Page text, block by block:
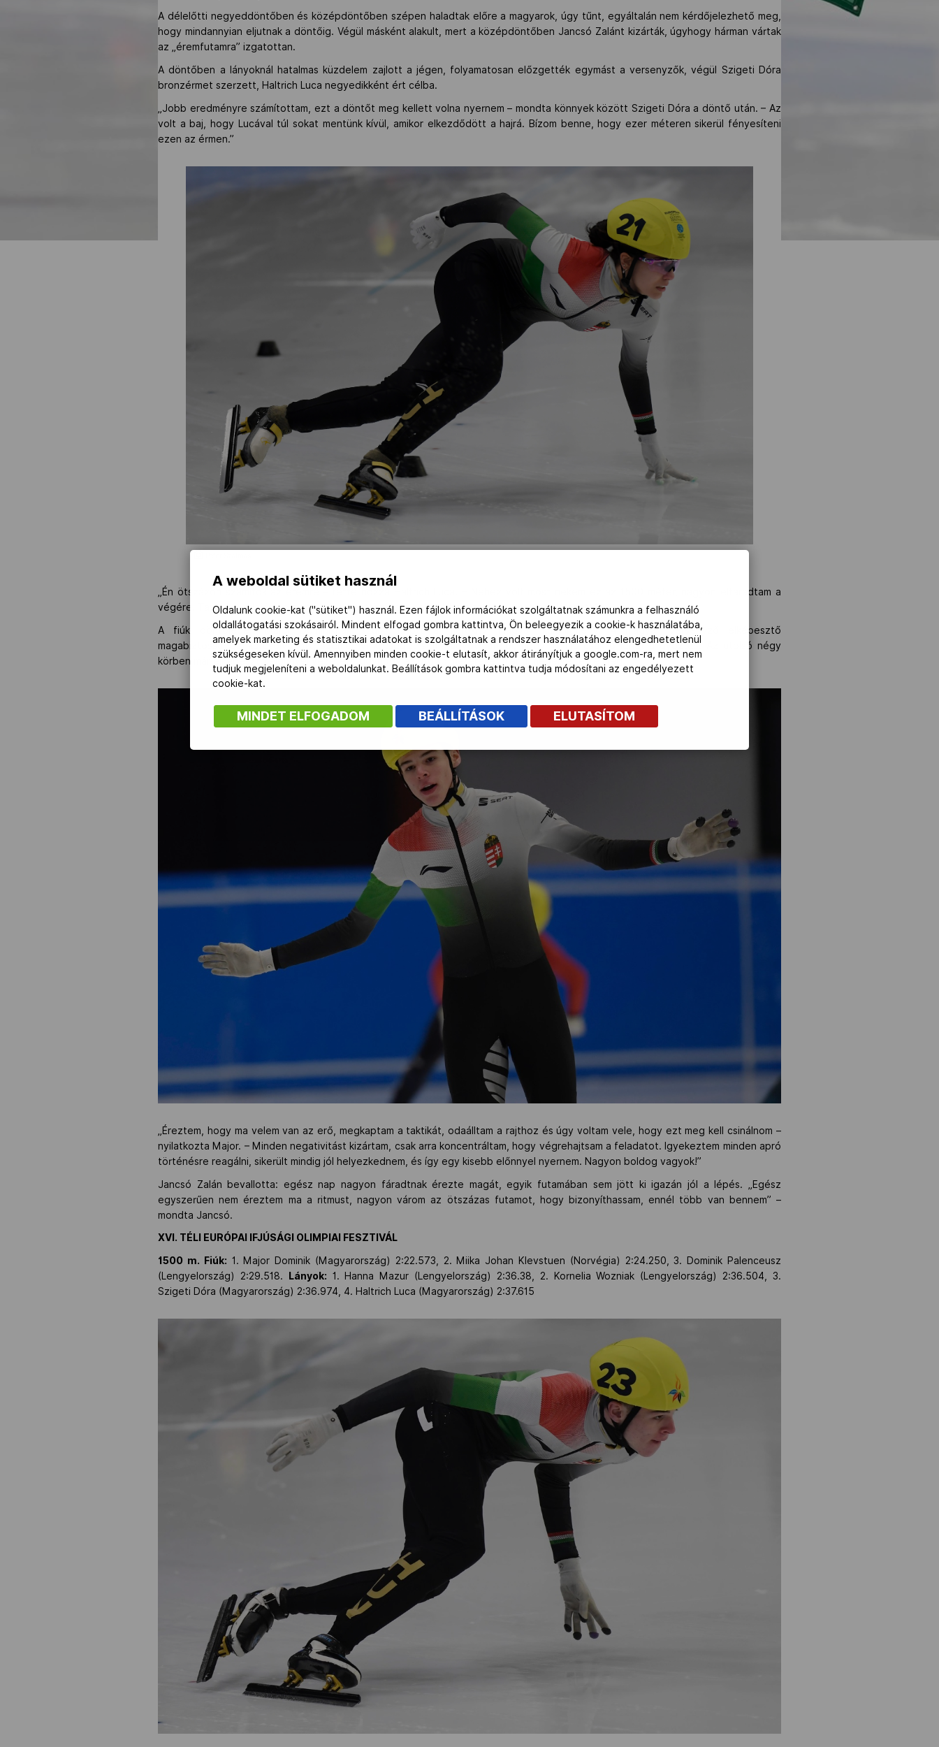
A délelőtti negyeddöntőben és középdöntőben szépen haladtak előre a magyarok, úgy tűnt, egyáltalán nem kérdőjelezhető meg,
hogy mindannyian eljutnak a döntőig. Végül másként alakult, mert a középdöntőben Jancsó Zalánt kizárták, úgyhogy hárman vártak
az „éremfutamra” izgatottan.
A döntőben a lányoknál hatalmas küzdelem zajlott a jégen, folyamatosan előzgették egymást a versenyzők, végül Szigeti Dóra
bronzérmet szerzett, Haltrich Luca negyedikként ért célba.
„Jobb eredményre számítottam, ezt a döntőt meg kellett volna nyernem – mondta könnyek között Szigeti Dóra a döntő után. – Az
volt a baj, hogy Lucával túl sokat mentünk kívül, amikor elkezdődött a hajrá. Bízom benne, hogy ezer méteren sikerül fényesíteni
ezen az érmen.”
„Én ötszázon számítok az éremre – tette hozzá Haltrich Luca. – Nehéz volt most nekem ez az 1500 méter, nagyon elfáradtam a
végére. Tavaly év elején volt egy kulcscsonttörésem, sokat kihagytam, ez most meglátszott.”
A fiúk döntőjében Major Dominiknak szurkolhatott a maroknyi magyar különítmény. A magyar versenyző elképesztő
magabiztossággal korcsolyázott, szemernyi kétséget sem hagyott afelől, hogy itt ma csak ő lehet a győztes. Az utolsó négy
körben már elképesztő előnnyel vezetett, úgyhogy az utolsó métereket már ünnepelve tette meg.
„Éreztem, hogy ma velem van az erő, megkaptam a taktikát, odaálltam a rajthoz és úgy voltam vele, hogy ezt meg kell csinálnom –
nyilatkozta Major. – Minden negativitást kizártam, csak arra koncentráltam, hogy végrehajtsam a feladatot. Igyekeztem minden apró
történésre reagálni, sikerült mindig jól helyezkednem, és így egy kisebb előnnyel nyernem. Nagyon boldog vagyok!”
Jancsó Zalán bevallotta: egész nap nagyon fáradtnak érezte magát, egyik futamában sem jött ki igazán jól a lépés. „Egész
egyszerűen nem éreztem ma a ritmust, nagyon várom az ötszázas futamot, hogy bizonyíthassam, ennél több van bennem” –
mondta Jancsó.
XVI. TÉLI EURÓPAI IFJÚSÁGI OLIMPIAI FESZTIVÁL
1500 m. Fiúk: 1. Major Dominik (Magyarország) 2:22.573, 2. Miika Johan Klevstuen (Norvégia) 2:24.250, 3. Dominik Palenceusz
(Lengyelország) 2:29.518.
Lányok: 1. Hanna Mazur (Lengyelország) 2:36.38, 2. Kornelia Wozniak (Lengyelország) 2:36.504, 3.
Szigeti Dóra (Magyarország) 2:36.974, 4. Haltrich Luca (Magyarország) 2:37.615
A weboldal sütiket használ
Oldalunk cookie-kat ("sütiket") használ. Ezen fájlok információkat szolgáltatnak számunkra a felhasználó
oldallátogatási szokásairól. Mindent elfogad gombra kattintva, Ön beleegyezik a cookie-k használatába,
amelyek marketing és statisztikai adatokat is szolgáltatnak a rendszer használatához elengedhetetlenül
szükségeseken kívül. Amennyiben minden cookie-t elutasít, akkor átirányítjuk a google.com-ra, mert nem
tudjuk megjeleníteni a weboldalunkat. Beállítások gombra kattintva tudja módosítani az engedélyezett
cookie-kat.
MINDET ELFOGADOM BEÁLLÍTÁSOK ELUTASÍTOM